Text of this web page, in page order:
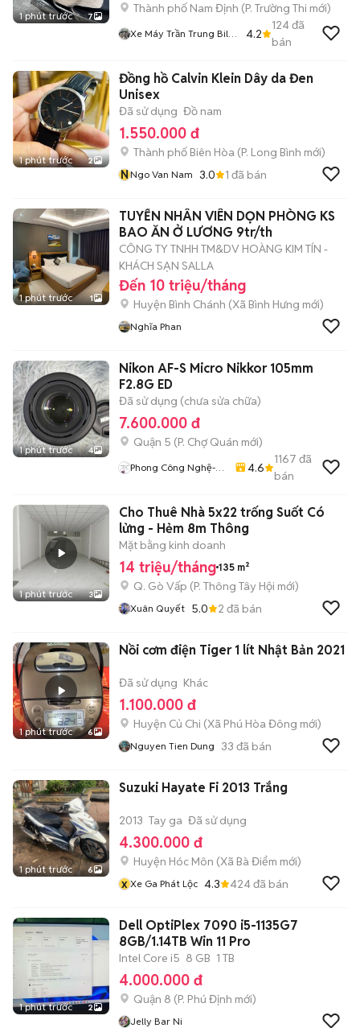
1 phút trước 7
Thành phố Nam Định (P. Trường Thi mới)
Xe Máy Trần Trung Bil
4.2
124đã
bán
1 phút trước 2
Đồng hồ Calvin Klein Dây da Đen
Unisex
Đã sử dụng Đồ nam
1.550.000 đ
Thành phố Biên Hòa (P. Long Bình mới)
NNgo Van Nam 3.0 1 đã bán
1 phút trước 1
TUYỂN NHÂN VIÊN DỌN PHÒNG KS
BAO ĂN Ở LƯƠNG 9tr/th
CÔNG TY TNHH TM&DV HOÀNG KIM TÍN -
KHÁCH SẠN SALLA
Đến 10 triệu/tháng
Huyện Bình Chánh (Xã Bình Hưng mới)
Nghĩa Phan
1 phút trước 4
Nikon AF-S Micro Nikkor 105mm
F2.8G ED
Đã sử dụng (chưa sửa chữa)
7.600.000 đ
Quận 5 (P. Chợ Quán mới)
Phong Công Nghệ-
4.6
1167 đã
bán
1 phút trước 3
Cho Thuê Nhà 5x22 trống Suốt Có
lửng - Hẻm 8m Thông
Mặt bằng kinh doanh
14 triệu/tháng 135 m²
Q. Gò Vấp (P. Thông Tây Hội mới)
Xuân Quyết 5.0 2 đã bán
1 phút trước 6
Nồi cơm điện Tiger 1 lít Nhật Bản 2021
Đã sử dụng Khác
1.100.000 đ
Huyện Củ Chi (Xã Phú Hòa Đông mới)
Nguyen Tien Dung 33 đã bán
1 phút trước 6
Suzuki Hayate Fi 2013 Trắng
2013 Tay ga Đã sử dụng
4.300.000 đ
Huyện Hóc Môn (Xã Bà Điểm mới)
x Xe Ga Phát Lộc 4.3 424đã bán
1 phút trước 2
Dell OptiPlex 7090 i5-1135G7
8GB/1.14TB Win 11 Pro
Intel Core i5 8 GB 1 TB
4.000.000 đ
Quận 8 (P. Phú Định mới)
Jelly Bar Ni